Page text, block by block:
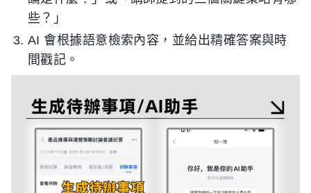
些？」
AI 會根據語意檢索內容，並給出精確答案與時
間戳記。